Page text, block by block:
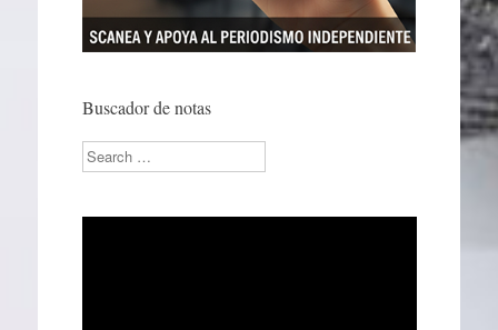
Buscador de notas
Search